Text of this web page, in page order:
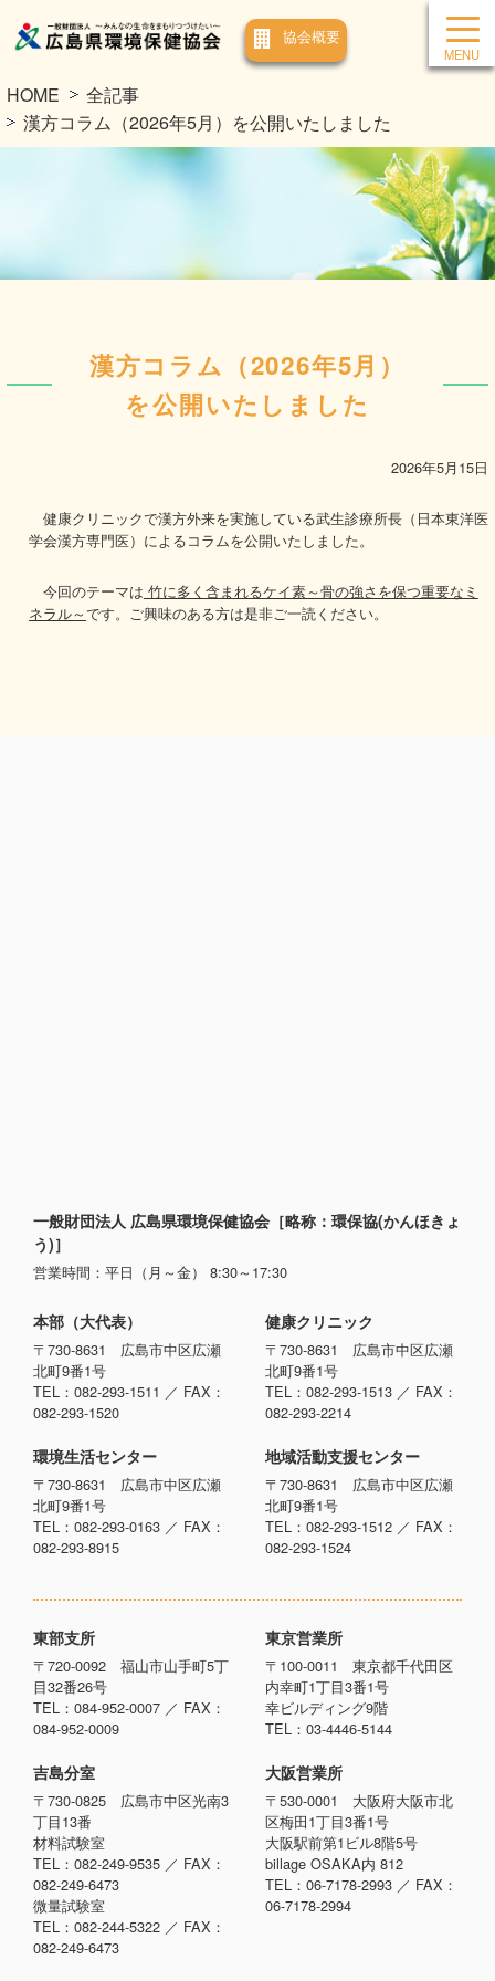
協会概要
HOME
全記事
漢方コラム（2026年5月）を公開いたしました
漢方コラム（2026年5月）
を公開いたしました
2026年5月15日
健康クリニックで漢方外来を実施している武生診療所長（日本東洋医
学会漢方専門医）によるコラムを公開いたしました。
今回のテーマは 竹に多く含まれるケイ素～骨の強さを保つ重要なミ
ネラル～です。ご興味のある方は是非ご一読ください。
一般財団法人 広島県環境保健協会［略称：環保協(かんほきょ
う)］
営業時間：平日（月～金） 8:30～17:30
本部（大代表）
〒730-8631 広島市中区広瀬
北町9番1号
TEL：082-293-1511 ／ FAX：
082-293-1520
環境生活センター
〒730-8631 広島市中区広瀬
北町9番1号
TEL：082-293-0163 ／ FAX：
082-293-8915
健康クリニック
〒730-8631 広島市中区広瀬
北町9番1号
TEL：082-293-1513 ／ FAX：
082-293-2214
地域活動支援センター
〒730-8631 広島市中区広瀬
北町9番1号
TEL：082-293-1512 ／ FAX：
082-293-1524
東部支所
〒720-0092 福山市山手町5丁
目32番26号
TEL：084-952-0007 ／ FAX：
084-952-0009
吉島分室
〒730-0825 広島市中区光南3
丁目13番
材料試験室
TEL：082-249-9535 ／ FAX：
082-249-6473
微量試験室
TEL：082-244-5322 ／ FAX：
082-249-6473
東京営業所
〒100-0011 東京都千代田区
内幸町1丁目3番1号
幸ビルディング9階
TEL：03-4446-5144
大阪営業所
〒530-0001 大阪府大阪市北
区梅田1丁目3番1号
大阪駅前第1ビル8階5号
billage OSAKA内 812
TEL：06-7178-2993 ／ FAX：
06-7178-2994